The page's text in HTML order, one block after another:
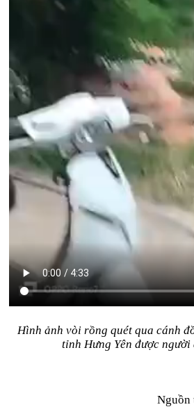
Hình ảnh vòi rồng quét qua cánh
tỉnh Hưng Yên được
Nguồn